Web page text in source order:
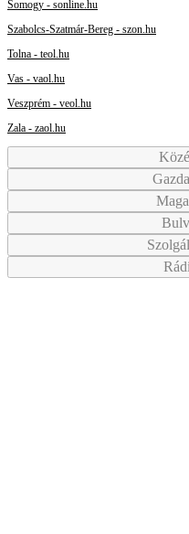
Somogy - sonline.hu
Szabolcs-Szatmár-Bereg - szon.hu
Tolna - teol.hu
Vas - vaol.hu
Veszprém - veol.hu
Zala - zaol.hu